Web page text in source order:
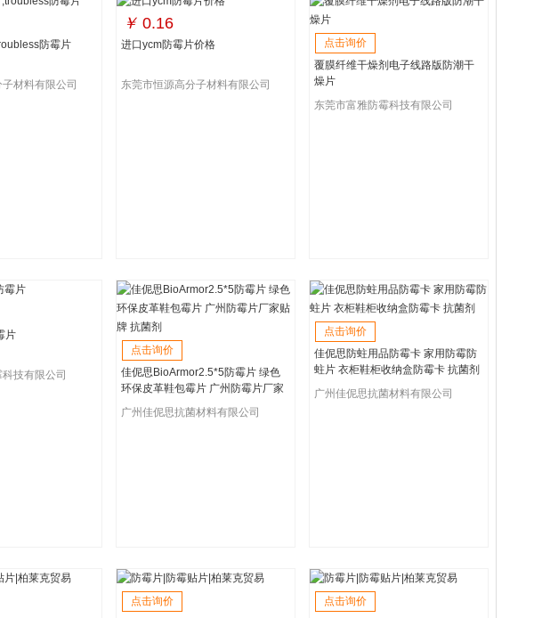
防霉片
材料有限公司
￥ 0.16
进口ycm防霉片价格
东莞市恒源高分子材料有限公司
点击询价
覆膜纤维干燥剂电子线路版防潮干
燥片
东莞市富雅防霉科技有限公司
片
技有限公司
点击询价
佳伲思BioArmor2.5*5防霉片 绿色
环保皮革鞋包霉片 广州防霉片厂家
贴牌 抗菌剂
广州佳伲思抗菌材料有限公司
点击询价
佳伲思防蛀用品防霉卡 家用防霉防
蛀片 衣柜鞋柜收纳盒防霉卡 抗菌剂
广州佳伲思抗菌材料有限公司
点击询价
点击询价